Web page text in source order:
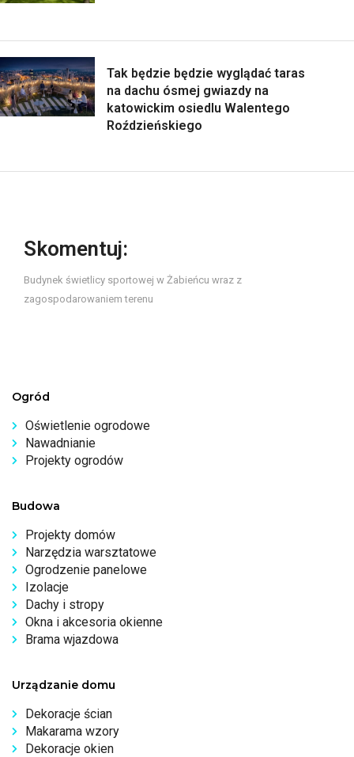
Tak będzie będzie wyglądać taras
na dachu ósmej gwiazdy na
katowickim osiedlu Walentego
Roździeńskiego
Skomentuj:
Budynek świetlicy sportowej w Żabieńcu wraz z
zagospodarowaniem terenu
Ogród
Oświetlenie ogrodowe
Nawadnianie
Projekty ogrodów
Budowa
Projekty domów
Narzędzia warsztatowe
Ogrodzenie panelowe
Izolacje
Dachy i stropy
Okna i akcesoria okienne
Brama wjazdowa
Urządzanie domu
Dekoracje ścian
Makarama wzory
Dekoracje okien